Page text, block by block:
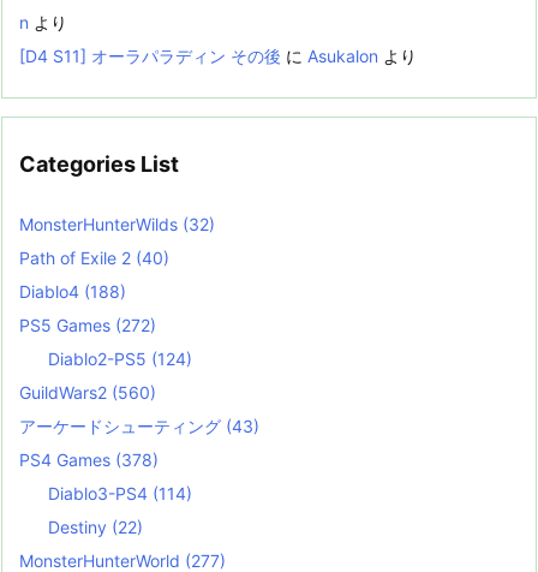
n より
[D4 S11] オーラパラディン その後 に Asukalon より
Categories List
MonsterHunterWilds (32)
Path of Exile 2 (40)
Diablo4 (188)
PS5 Games (272)
Diablo2-PS5 (124)
GuildWars2 (560)
アーケードシューティング (43)
PS4 Games (378)
Diablo3-PS4 (114)
Destiny (22)
MonsterHunterWorld (277)